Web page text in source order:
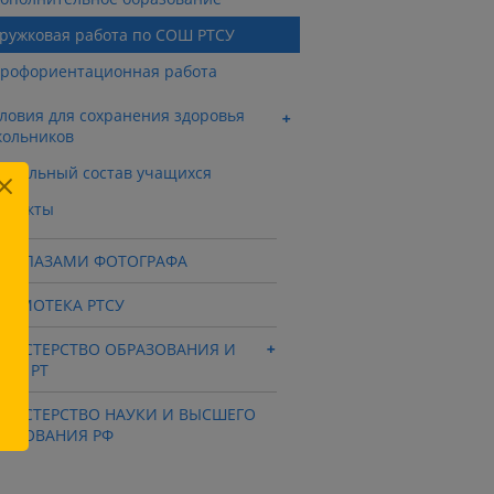
работа по СОШ РТСУ
работа
для сохранения здоровья
состав учащихся
ГЛАЗАМИ ФОТОГРАФА
РТСУ
ОБРАЗОВАНИЯ И
РТ
НАУКИ И ВЫСШЕГО
РФ